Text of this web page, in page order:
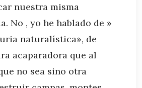
nuestra misma
No , yo he hablado de »
naturalística», de
acaparadora que al
no sea sino otra